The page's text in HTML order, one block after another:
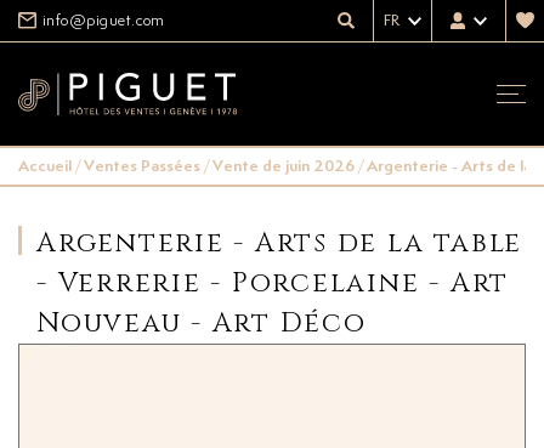
info@piguet.com FR
Accueil/Ventes Passées/Vente de juin 2026/Argenterie - Arts de la
Argenterie - Arts de la table
- Verrerie - Porcelaine - Art
Nouveau - Art Déco